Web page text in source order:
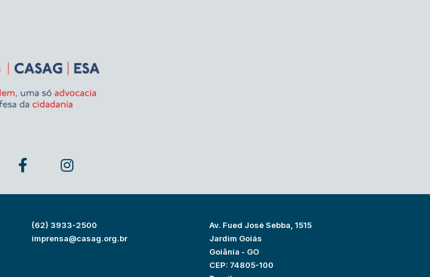
(62) 3933-2500
imprensa@casag.org.br
Av. Fued José Sebba, 1515
Jardim Goiás
Goiânia - GO
CEP: 74805-100